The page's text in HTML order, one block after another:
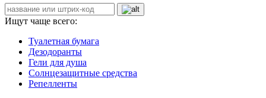
Ищут чаще всего:
Туалетная бумага
Дезодоранты
Гели для душа
Солнцезащитные средства
Репелленты